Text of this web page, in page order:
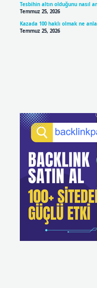
Tesbihin altın olduğunu nasıl
Temmuz 25, 2026
Kazada 100 haklı olmak ne
Temmuz 25, 2026